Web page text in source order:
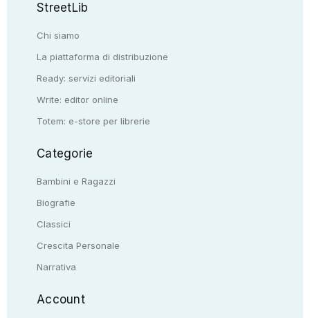
StreetLib
Chi siamo
La piattaforma di distribuzione
Ready: servizi editoriali
Write: editor online
Totem: e-store per librerie
Categorie
Bambini e Ragazzi
Biografie
Classici
Crescita Personale
Narrativa
Account